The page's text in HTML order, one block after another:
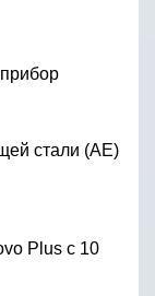
стали (AE)
Plus с 10